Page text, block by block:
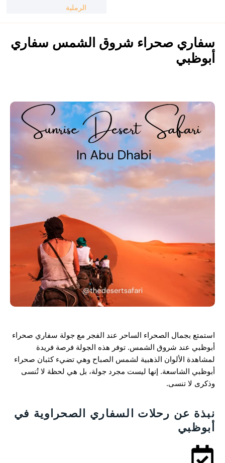
الرملية
سفاري صحراء شروق الشمس سفاري
أبوظبي
استمتع بجمال الصحراء الساحر عند الفجر مع جولة سفاري صحراء
أبوظبي عند شروق الشمس. توفر هذه الجولة فرصة فريدة
لمشاهدة الألوان الذهبية لشمس الصباح وهي تضيء كثبان صحراء
أبوظبي الشاسعة. إنها ليست مجرد جولة، بل هي لحظة لا تُنسى
وذكرى لا تنسى.
نبذة عن رحلات السفاري الصحراوية في
أبوظبي